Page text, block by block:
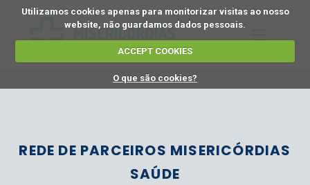
Utilizamos cookies apenas para monitorizar visitas ao nosso
website, não guardamos dados pessoais.
ACCEPT COOKIES
O que são cookies?
REDE DE PARCEIROS MISERICÓRDIAS
SAÚDE